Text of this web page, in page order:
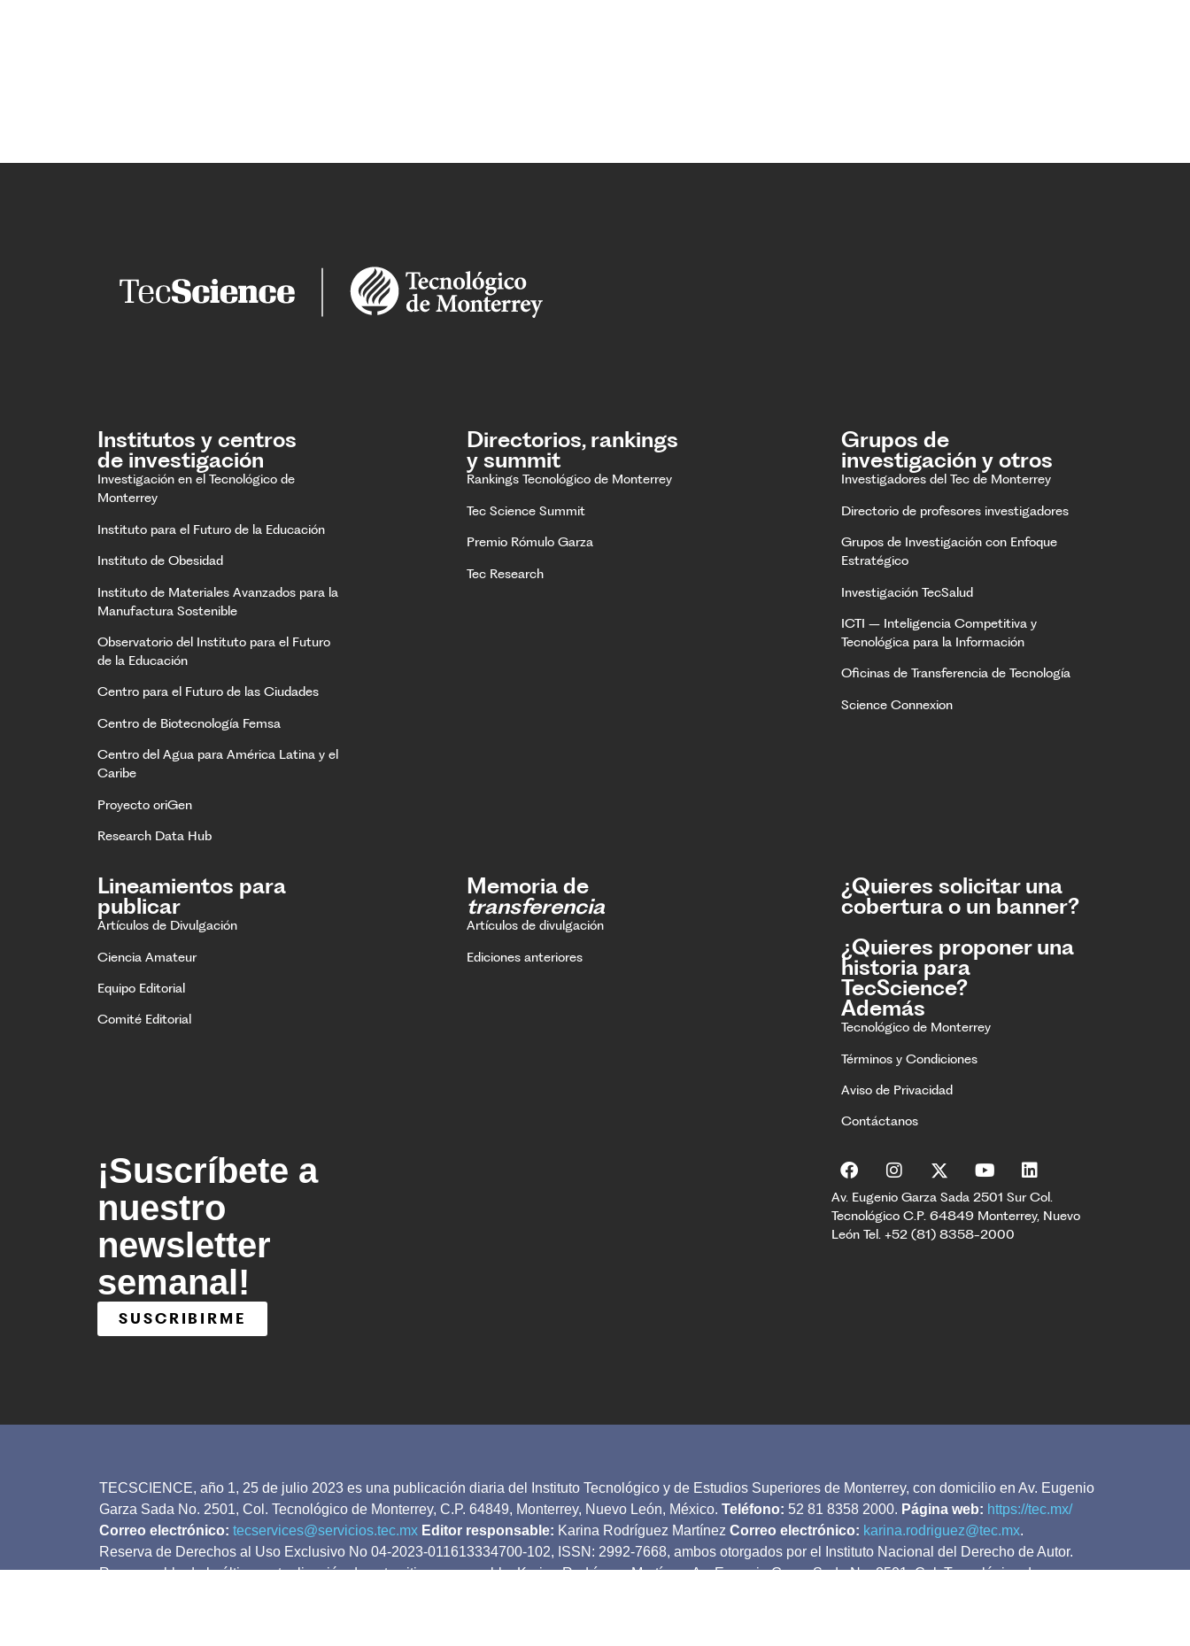
Institutos y centros
de investigación
Investigación en el Tecnológico de
Monterrey
Instituto para el Futuro de la Educación
Instituto de Obesidad
Instituto de Materiales Avanzados para la
Manufactura Sostenible
Observatorio del Instituto para el Futuro
de la Educación
Centro para el Futuro de las Ciudades
Centro de Biotecnología Femsa
Centro del Agua para América Latina y el
Caribe
Proyecto oriGen
Research Data Hub
Directorios, rankings
y summit
Rankings Tecnológico de Monterrey
Tec Science Summit
Premio Rómulo Garza
Tec Research
Grupos de
investigación y otros
Investigadores del Tec de Monterrey
Directorio de profesores investigadores
Grupos de Investigación con Enfoque
Estratégico
Investigación TecSalud
ICTI – Inteligencia Competitiva y
Tecnológica para la Información
Oficinas de Transferencia de Tecnología
Science Connexion
Lineamientos para
publicar
Artículos de Divulgación
Ciencia Amateur
Equipo Editorial
Comité Editorial
Memoria de
transferencia
Artículos de divulgación
Ediciones anteriores
¿Quieres solicitar una
cobertura o un banner?
¿Quieres proponer una
historia para
TecScience?
Además
Tecnológico de Monterrey
Términos y Condiciones
Aviso de Privacidad
Contáctanos
¡Suscríbete a
nuestro
newsletter
semanal!
SUSCRIBIRME
Av. Eugenio Garza Sada 2501 Sur Col.
Tecnológico C.P. 64849 Monterrey, Nuevo
León Tel. +52 (81) 8358-2000
TECSCIENCE, año 1, 25 de julio 2023 es una publicación diaria del Instituto Tecnológico y de Estudios Superiores de Monterrey, con domicilio en Av. Eugenio
Garza Sada No. 2501, Col. Tecnológico de Monterrey, C.P. 64849, Monterrey, Nuevo León, México. Teléfono: 52 81 8358 2000. Página web: https://tec.mx/
Correo electrónico: tecservices@servicios.tec.mx Editor responsable: Karina Rodríguez Martínez Correo electrónico: karina.rodriguez@tec.mx.
Reserva de Derechos al Uso Exclusivo No 04-2023-011613334700-102, ISSN: 2992-7668, ambos otorgados por el Instituto Nacional del Derecho de Autor.
Responsable de la última actualización de este sitio, responsable: Karina Rodríguez Martínez, Av. Eugenio Garza Sada No. 2501, Col. Tecnológico de